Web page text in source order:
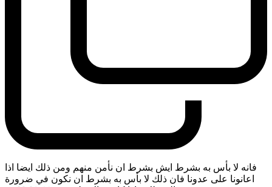
فانه لا بأس به بشرط ايش بشرط ان نأمن منهم ومن ذلك ايضا اذا
اعانونا على عدونا فان ذلك لا بأس به بشرط ان نكون في ضرورة